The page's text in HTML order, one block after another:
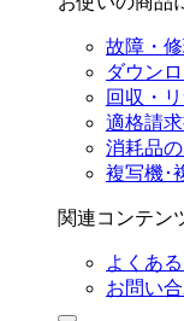
故障・
ダウン
回収・
適格請
消耗品
複写機･
関連コンテン
よくあ
お問い